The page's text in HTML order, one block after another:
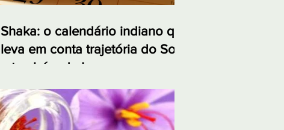
Shaka: o calendário indiano que
leva em conta trajetória do Sol
e também da Lua